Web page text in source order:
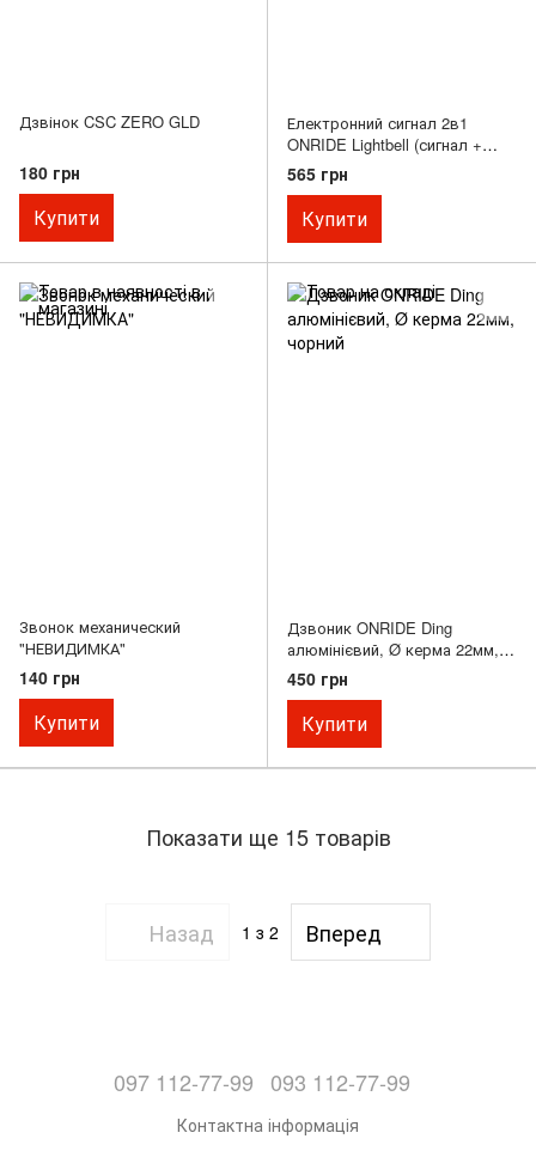
Дзвінок CSC ZERO GLD
180 грн
Купити
Електронний сигнал 2в1
ONRIDE Lightbell (сигнал +
ліхтар), (45 lm, 700 mAh, Micro
USB), пластиковий
565 грн
Купити
Звонок механический
"НЕВИДИМКА"
140 грн
Купити
Дзвоник ONRIDE Ding
алюмінієвий, Ø керма 22мм,
чорний
450 грн
Купити
Показати ще 15 товарів
Назад 1 з 2 Вперед
097 112-77-99 093 112-77-99
Контактна інформація